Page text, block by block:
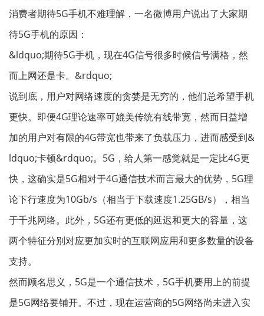
消费者期待5G手机不难理解，一名微博用户说出了大家期
待5G手机的原因：
&ldquo;期待5G手机，现在4G信号很多时候信号满格，然
而上网还是卡。&rdquo;
说到底，用户对网络速度的贪婪是无穷的，他们总希望手机
更快。即便4G理论速率可媲美传统有线带宽，然而日益增
加的用户对有限的4G带宽也带来了负载压力，进而感受到&
ldquo;卡顿&rdquo;。5G，给人第一感觉就是一定比4G更
快，这确实是5G相对于4G通信技术而言最大的优势，5G理
论下行速度为10Gb/s（相当于下载速度1.25GB/s），相当
于千兆网络。此外，5G还有更低的延迟和更大的容量，这
两个特征分别对应更加实时的互联网应用和更多数量的设备
支持。
然而顾名思义，5G是一个通信技术，5G手机要用上的前提
是5G网络要铺开。不过，现在运营商的5G网络尚未进入实